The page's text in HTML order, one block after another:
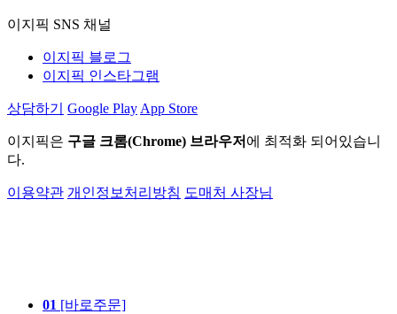
이지픽 SNS 채널
이지픽 블로그
이지픽 인스타그램
상담하기 Google Play App Store
이지픽은 구글 크롬(Chrome) 브라우저 에 최적화 되어있습니
다.
이용약관 개인정보처리방침 도매처 사장님
01 [바로주문]